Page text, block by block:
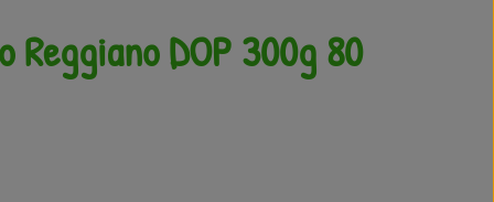
Reggiano DOP 300g 80